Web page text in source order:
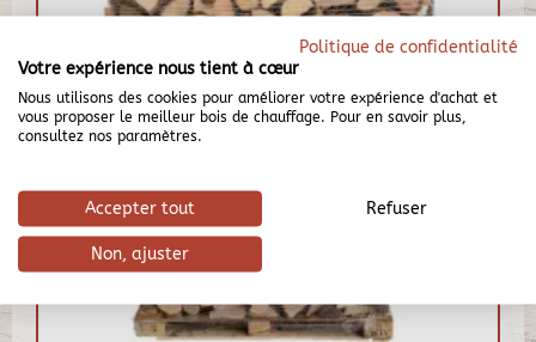
Politique de confidentialité
Votre expérience nous tient à cœur
Nous utilisons des cookies pour améliorer votre expérience d'achat et
vous proposer le meilleur bois de chauffage. Pour en savoir plus,
consultez nos paramètres.
Accepter tout Refuser
Non, ajuster